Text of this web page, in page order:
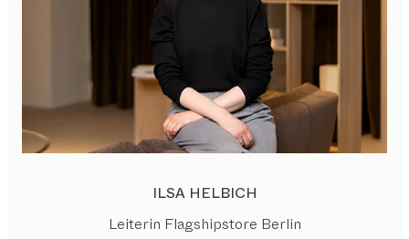
ILSA HELBICH
Leiterin Flagshipstore Berlin